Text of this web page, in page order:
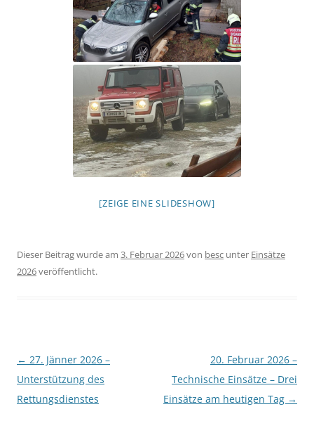
[ZEIGE EINE SLIDESHOW]
Dieser Beitrag wurde am 3. Februar 2026von besc unter Einsätze
2026veröffentlicht.
Beitragsnavigation
← 27. Jänner 2026 –
Unterstützung des
Rettungsdienstes
20. Februar 2026 –
Technische Einsätze – Drei
Einsätze am heutigen Tag →